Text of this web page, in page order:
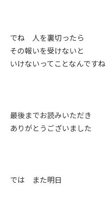
でね 人を裏切ったら
その報いを受けないと
いけないってことなんですね
最後までお読みいただき
ありがとうございました
では また明日